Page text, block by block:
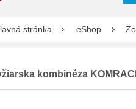
stránka eShop
kombinéza